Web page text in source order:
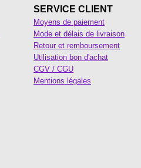
SERVICE CLIENT
Moyens de paiement
Mode et délais de livraison
Retour et remboursement
Utilisation bon d'achat
CGV / CGU
Mentions légales